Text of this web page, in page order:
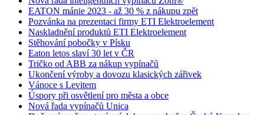
EATON mánie 2023 - až 30 % z nákupu zpět
Pozvánka na prezentaci firmy ETI Elektroelement
Naskladnění produktů ETI Elektroelement
Stěhování pobočky v Písku
Eaton letos slaví 30 let v ČR
Tričko od ABB za nákup vypínačů
Ukončení výroby a dovozu klasických zářivek
Vánoce s Levitem
Úspory při osvětlení pro města a obce
Nová řada vypínačů Unica